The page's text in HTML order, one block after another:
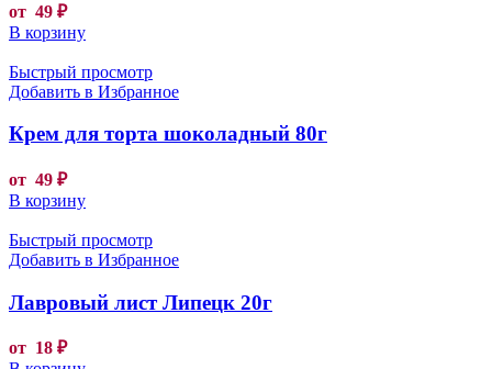
от 49 ₽
В корзину
Быстрый просмотр
Добавить в Избранное
Крем для торта шоколадный 80г
от 49 ₽
В корзину
Быстрый просмотр
Добавить в Избранное
Лавровый лист Липецк 20г
от 18 ₽